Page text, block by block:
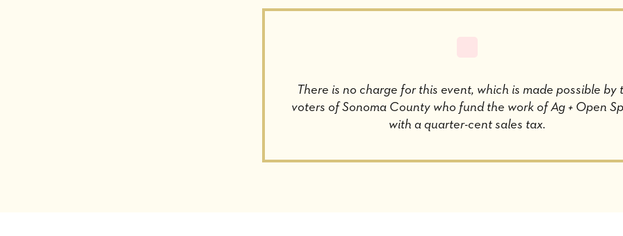
There is no charge for this event, which is made possible by
voters of Sonoma County who fund the work of Ag + Open
with a quarter-cent sales tax.